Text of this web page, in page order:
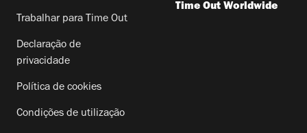
Trabalhar para Time Out
Declaração de
privacidade
Política de cookies
Condições de utilização
Time Out Worldwide